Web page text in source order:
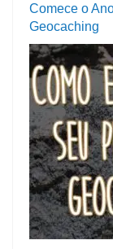
Comece o
Geocaching